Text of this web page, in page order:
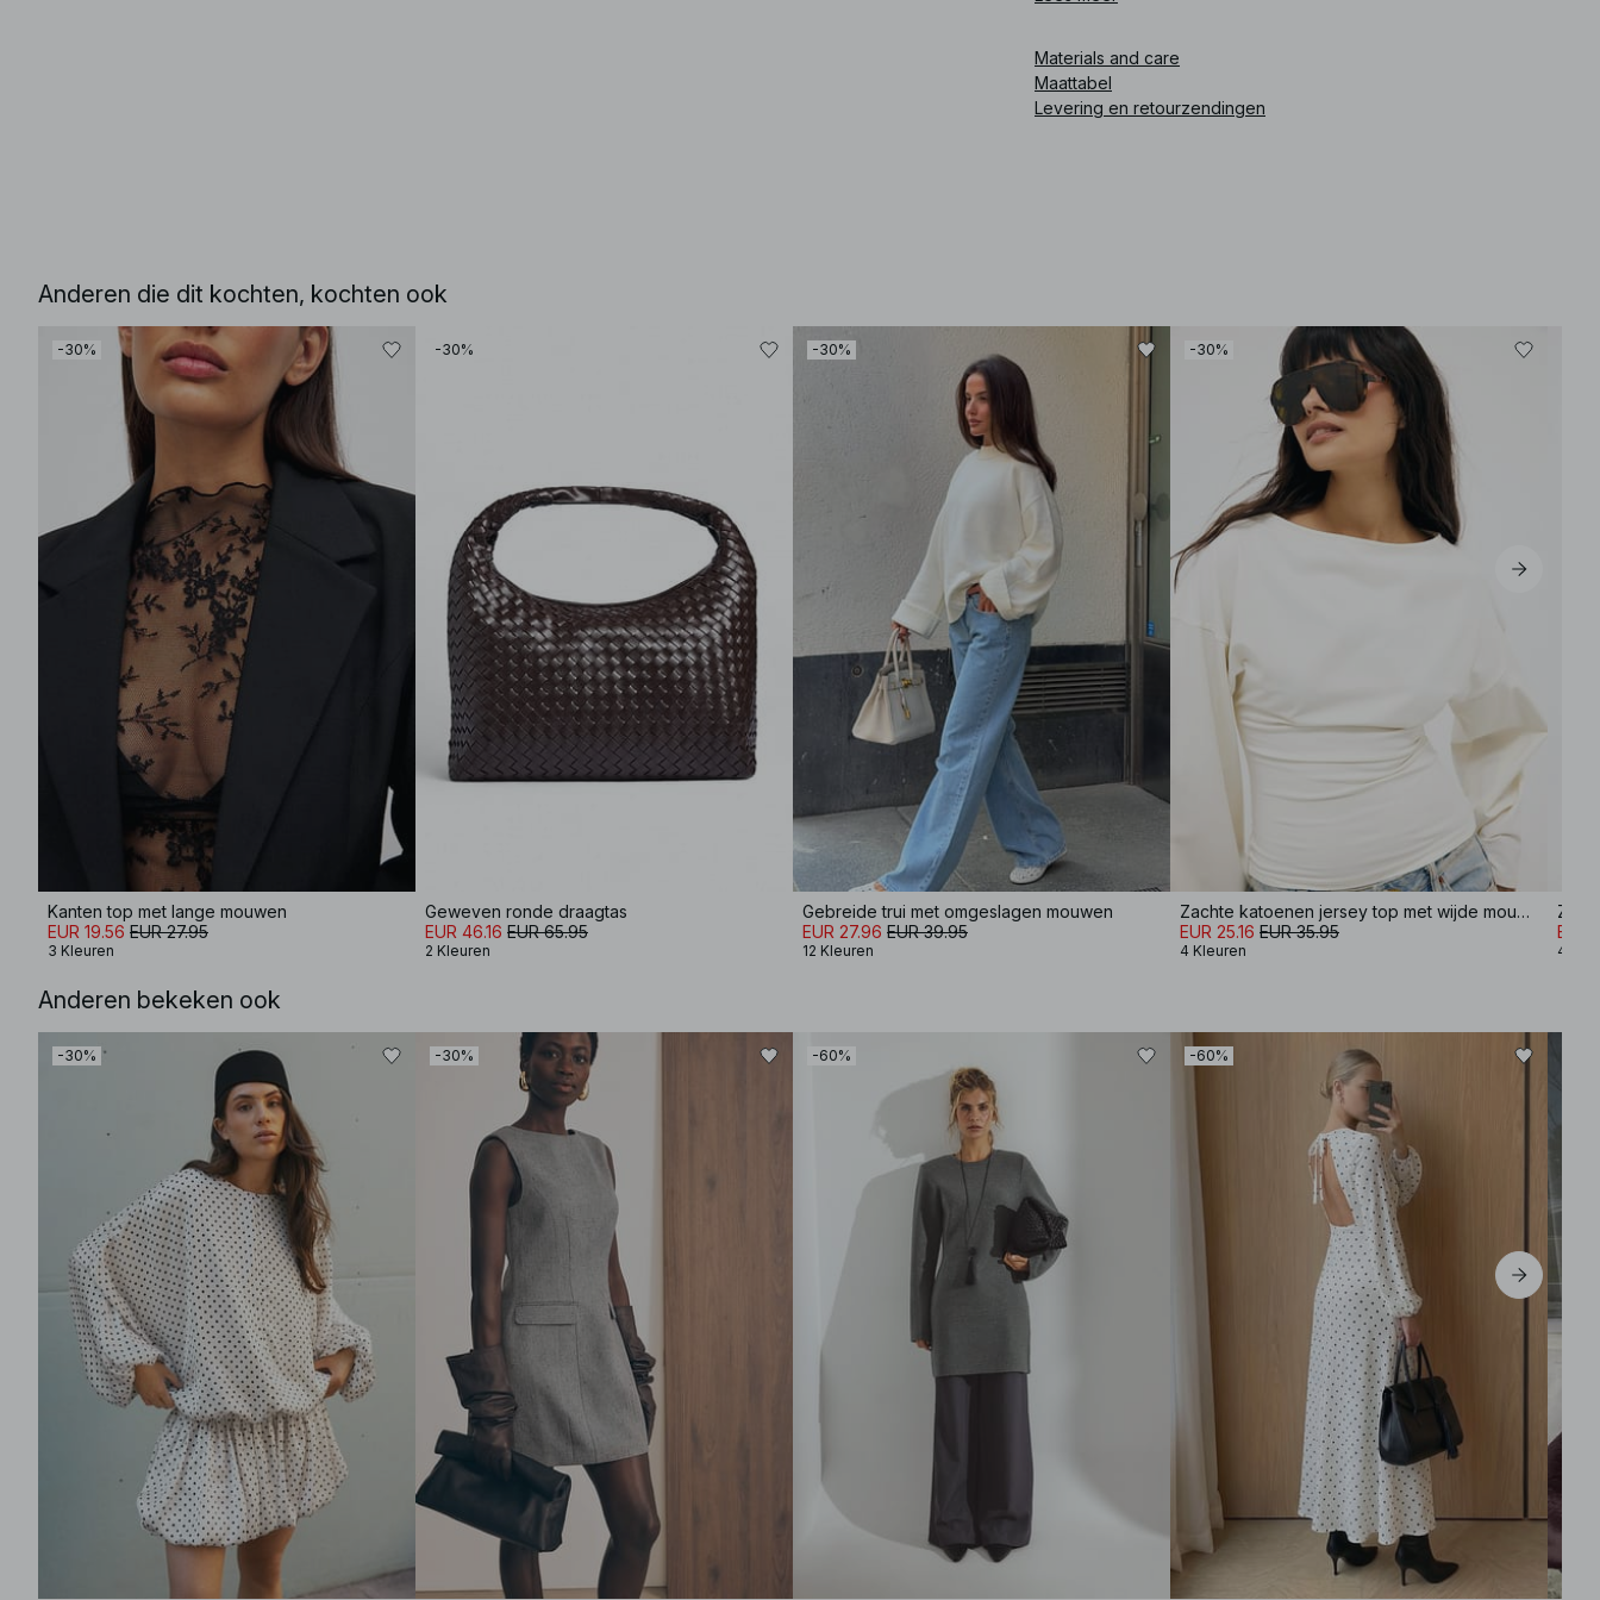
Materials and care
Maattabel
Levering en retourzendingen
Anderen die dit kochten, kochten ook
-30%
Kanten top met lange mouwen
EUR 19.56 EUR 27.95
3 Kleuren
-30%
Geweven ronde draagtas
EUR 46.16 EUR 65.95
2 Kleuren
-30%
Gebreide trui met omgeslagen mouwen
EUR 27.96 EUR 39.95
12 Kleuren
-30%
Zachte katoenen jersey top met wijde mouwen
EUR 25.16 EUR 35.95
4 Kleuren
EUR
4
Anderen bekeken ook
-30% -30% -60% -60%